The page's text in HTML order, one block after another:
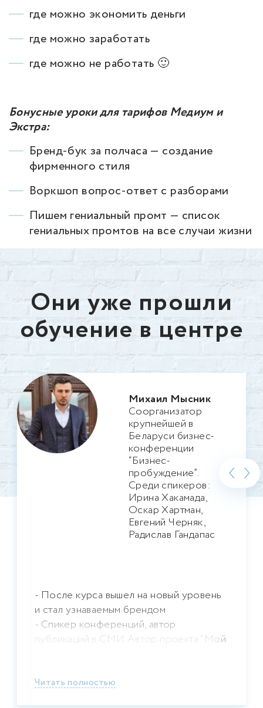
где можно экономить деньги
где можно заработать
где можно не работать 🙂
Бонусные уроки для тарифов Медиум и
Экстра:
Бренд-бук за полчаса — создание
фирменного стиля
Воркшоп вопрос-ответ с разборами
Пишем гениальный промт — список
гениальных промтов на все случаи жизни
Они уже прошли
обучение в центре
Михаил Мысник
Соорганизатор
крупнейшей в
Беларуси бизнес-
конференции
“Бизнес-
пробуждение”.
Среди спикеров:
Ирина Хакамада,
Оскар Хартман,
Евгений Черняк,
Радислав Гандапас
- После курса вышел на новый уровень
и стал узнаваемым брендом
- Спикер конференций, автор
публикаций в СМИ Автор проекта “Мой
Читать полностью
‹ ›